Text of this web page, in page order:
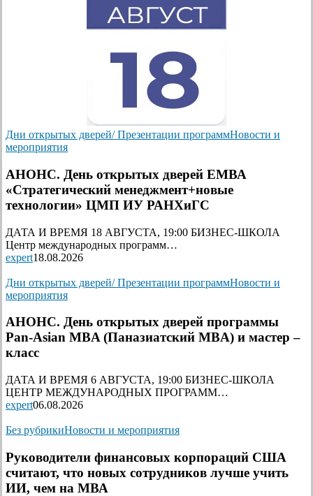
Дни открытых дверей/ Презентации программНовости и
мероприятия
АНОНС. День открытых дверей ЕМВА
«Стратегический менеджмент+новые
технологии» ЦМП ИУ РАНХиГС
ДАТА И ВРЕМЯ 18 АВГУСТА, 19:00 БИЗНЕС-ШКОЛА
Центр международных программ…
expert18.08.2026
Дни открытых дверей/ Презентации программНовости и
мероприятия
АНОНС. День открытых дверей программы
Pan-Asian MBA (Паназиатский MBA) и мастер –
класс
ДАТА И ВРЕМЯ 6 АВГУСТА, 19:00 БИЗНЕС-ШКОЛА
ЦЕНТР МЕЖДУНАРОДНЫХ ПРОГРАММ…
expert06.08.2026
Без рубрикиНовости и мероприятия
Руководители финансовых корпораций США
считают, что новых сотрудников лучше учить
ИИ, чем на МВА